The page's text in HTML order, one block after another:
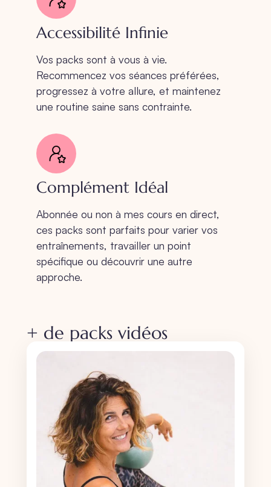
Accessibilité Infinie
Vos packs sont à vous à vie.
Recommencez vos séances préférées,
progressez à votre allure, et maintenez
une routine saine sans contrainte.
Complément Idéal
Abonnée ou non à mes cours en direct,
ces packs sont parfaits pour varier vos
entraînements, travailler un point
spécifique ou découvrir une autre
approche.
+ de packs vidéos